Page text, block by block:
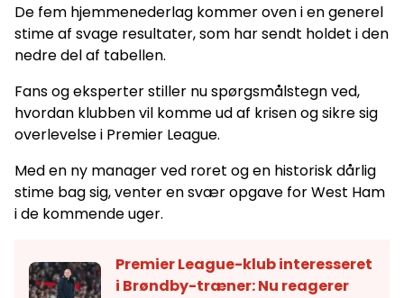
De fem hjemmenederlag kommer oven i en generel
stime af svage resultater, som har sendt holdet i den
nedre del af tabellen.
Fans og eksperter stiller nu spørgsmålstegn ved,
hvordan klubben vil komme ud af krisen og sikre sig
overlevelse i Premier League.
Med en ny manager ved roret og en historisk dårlig
stime bag sig, venter en svær opgave for West Ham
i de kommende uger.
Premier League-klub interesseret
i Brøndby-træner: Nu reagerer